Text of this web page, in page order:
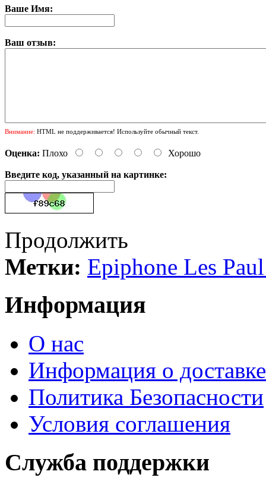
Ваше Имя:
Ваш отзыв:
Внимание: HTML не поддерживается! Используйте обычный текст.
Оценка: Плохо Хорошо
Введите код, указанный на картинке:
Продолжить
Метки: Epiphone Les
Информация
О нас
Информация о доставке
Политика Безопасности
Условия соглашения
Служба поддержки